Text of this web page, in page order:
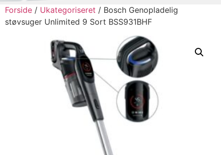
Forside / Ukategoriseret / Bosch Genopladelig
støvsuger Unlimited 9 Sort BSS931BHF